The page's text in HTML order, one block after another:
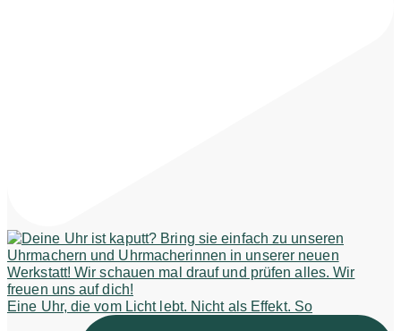
Eine Uhr, die vom Licht lebt. Nicht als Effekt. So